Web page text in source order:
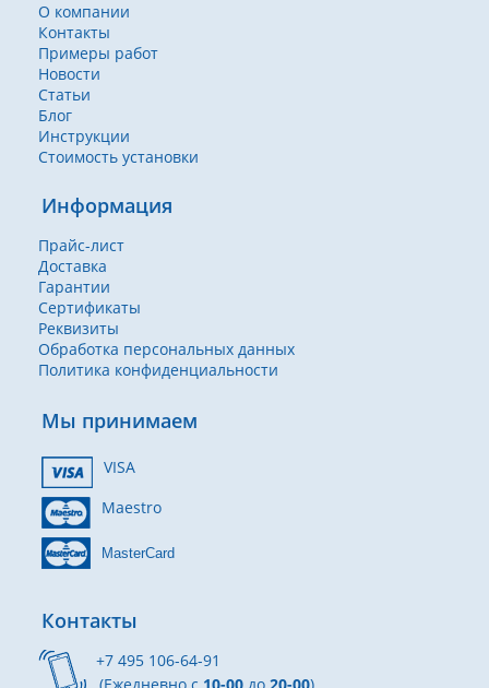
О компании
Контакты
Примеры работ
Новости
Статьи
Блог
Инструкции
Стоимость установки
Информация
Прайс-лист
Доставка
Гарантии
Сертификаты
Реквизиты
Обработка персональных данных
Политика конфиденциальности
Мы принимаем
VISA
Maestro
MasterCard
Контакты
+7 495 106-64-91